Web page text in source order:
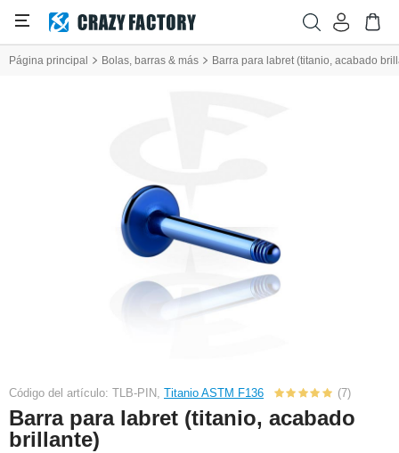
Página principal Bolas, barras & más Barra para labret (titanio, acabado
Código del artículo: TLB-PIN, Titanio ASTM F136 (7)
Barra para labret (titanio, acabado
brillante)